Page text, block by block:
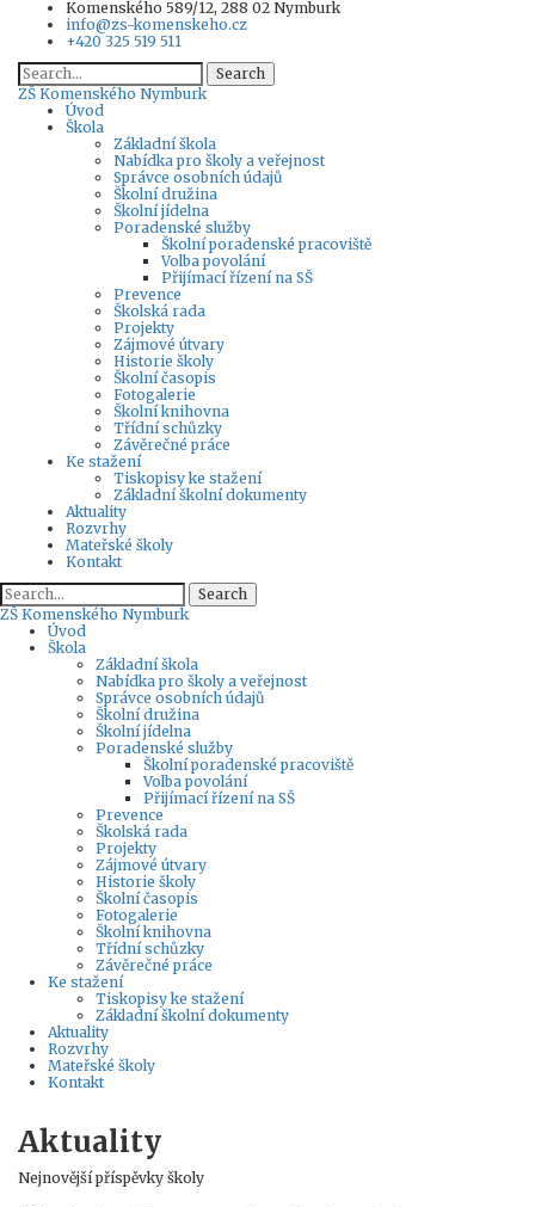
Komenského 589/12, 288 02 Nymburk
info@zs-komenskeho.cz
+420 325 519 511
Search
ZŠ Komenského Nymburk
Úvod
Škola
Základní škola
Nabídka pro školy a veřejnost
Správce osobních údajů
Školní družina
Školní jídelna
Poradenské služby
Školní poradenské pracoviště
Volba povolání
Přijímací řízení na SŠ
Prevence
Školská rada
Projekty
Zájmové útvary
Historie školy
Školní časopis
Fotogalerie
Školní knihovna
Třídní schůzky
Závěrečné práce
Ke stažení
Tiskopisy ke stažení
Základní školní dokumenty
Aktuality
Rozvrhy
Mateřské školy
Kontakt
Search
ZŠ Komenského Nymburk
Úvod
Škola
Základní škola
Nabídka pro školy a veřejnost
Správce osobních údajů
Školní družina
Školní jídelna
Poradenské služby
Školní poradenské pracoviště
Volba povolání
Přijímací řízení na SŠ
Prevence
Školská rada
Projekty
Zájmové útvary
Historie školy
Školní časopis
Fotogalerie
Školní knihovna
Třídní schůzky
Závěrečné práce
Ke stažení
Tiskopisy ke stažení
Základní školní dokumenty
Aktuality
Rozvrhy
Mateřské školy
Kontakt
Aktuality
Nejnovější příspěvky školy